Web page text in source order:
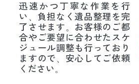
迅速かつ丁寧な作業を行
い、負担なく遺品整理を完
了させます。お客様のご都
合やご要望に合わせたスケ
ジュール調整も行っており
ますので、安心してご依頼
ください。